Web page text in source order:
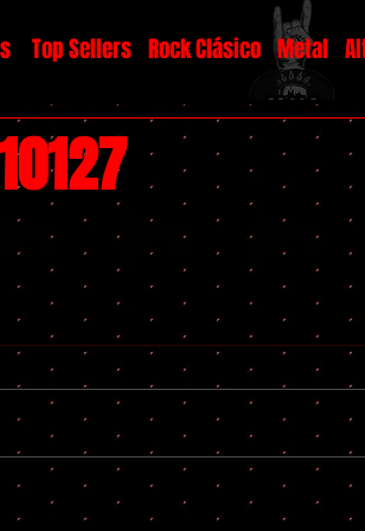
Top Sellers Rock Clásico Metal